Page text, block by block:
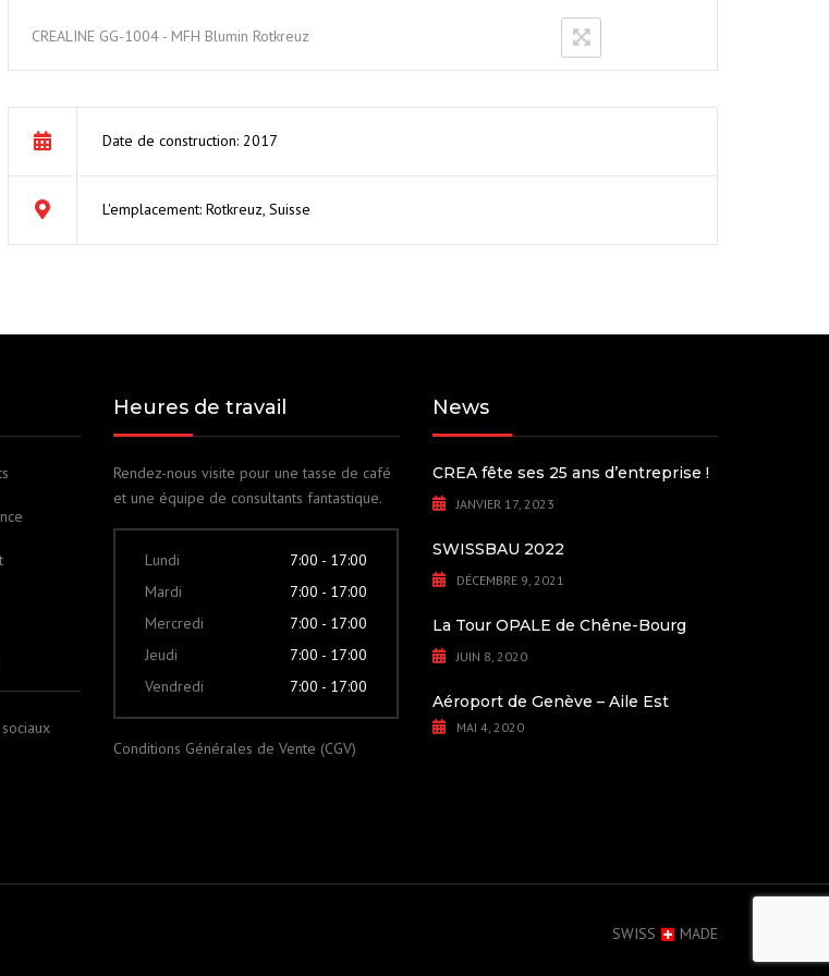
CREALINE GG-1004 - MFH Blumin Rotkreuz
Date de construction: 2017
L'emplacement: Rotkreuz, Suisse
Heures de travail
Rendez-nous visite pour une tasse de café
et une équipe de consultants fantastique.
Lundi
7:00 - 17:00
Mardi
7:00 - 17:00
Mercredi
7:00 - 17:00
Jeudi
7:00 - 17:00
Vendredi
7:00 - 17:00
Conditions Générales de Vente (CGV)
News
CREA fête ses 25 ans d’entreprise !
JANVIER 17, 2023
SWISSBAU 2022
DÉCEMBRE 9, 2021
La Tour OPALE de Chêne-Bourg
JUIN 8, 2020
Aéroport de Genève – Aile Est
MAI 4, 2020
SWISS MADE